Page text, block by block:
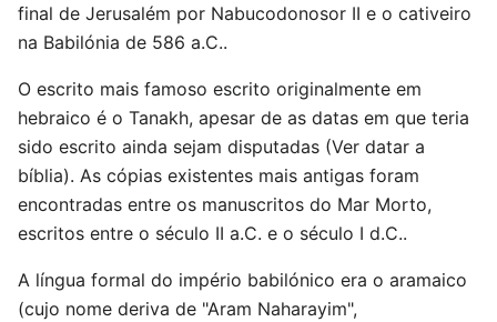
final de Jerusalém por Nabucodonosor II e o cativeiro
na Babilónia de 586 a.C..
O escrito mais famoso escrito originalmente em
hebraico é o Tanakh, apesar de as datas em que teria
sido escrito ainda sejam disputadas (Ver datar a
bíblia). As cópias existentes mais antigas foram
encontradas entre os manuscritos do Mar Morto,
escritos entre o século II a.C. e o século I d.C..
A língua formal do império babilónico era o aramaico
(cujo nome deriva de "Aram Naharayim",